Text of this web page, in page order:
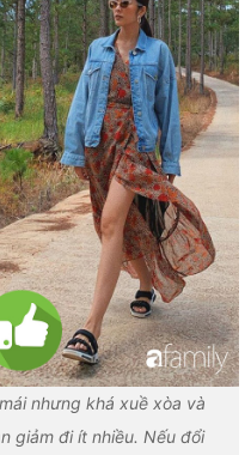
nhưng khá xuề xòa và
giảm đi ít nhiều. Nếu đổi